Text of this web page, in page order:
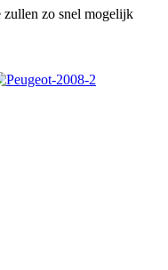
zullen zo snel mogelijk